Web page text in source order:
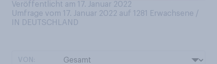
Veröffentlicht am 17. Januar 2022
Umfrage vom 17. Januar 2022 auf 1281
Erwachsene /
IN DEUTSCHLAND